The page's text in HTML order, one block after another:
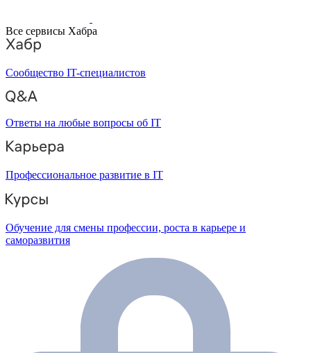
Все сервисы Хабра
Сообщество IT-специалистов
Ответы на любые вопросы об IT
Профессиональное развитие в IT
Обучение для смены профессии, роста в карьере и
саморазвития